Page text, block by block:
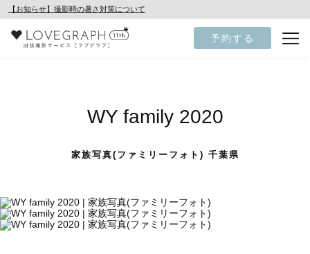
【お知らせ】撮影時の暑さ対策について
予約する
WY family 2020
家族写真(ファミリーフォト) 千葉県